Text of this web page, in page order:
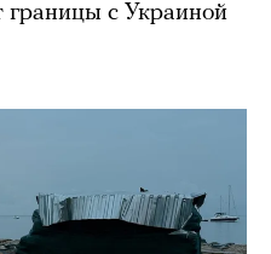
границы с Украиной